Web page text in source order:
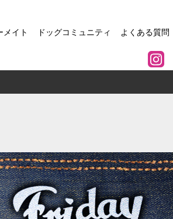
メイト ドッグコミュニティ よくある質問